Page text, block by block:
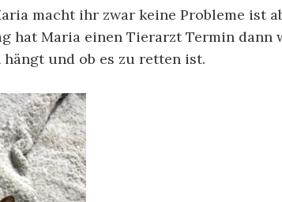
macht ihr zwar keine Probleme ist
hat Maria einen Tierarzt Termin dann
und ob es zu retten ist.